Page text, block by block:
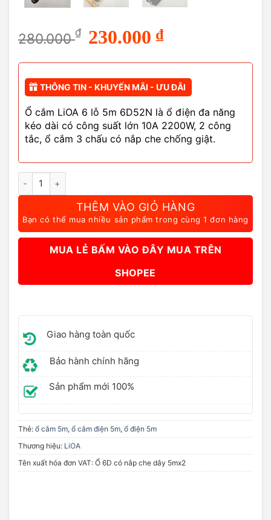
280.000₫
Giá
gốc
là:
230.000 ₫Giá
hiện
tại
230.000 ₫.
THÔNG TIN - KHUYẾN MÃI - ƯU ĐÃI
Ổ cắm LiOA 6 lỗ 5m 6D52N là ổ điện đa năng
kéo dài có công suất lớn 10A 2200W, 2 công
tắc, ổ cắm 3 chấu có nắp che chống giật.
THÊM VÀO GIỎ HÀNG
Bạn có thể mua nhiều sản phẩm trong cùng 1 đơn hàng
MUA LẺ BẤM VÀO ĐÂY MUA TRÊN
SHOPEE
Giao hàng toàn quốc
Bảo hành chính hãng
Sản phẩm mới 100%
Thẻ: ổ cắm 5m, ổ cắm điện 5m, ổ điện 5m
Thương hiệu: LiOA
Tên xuất hóa đơn VAT: Ổ 6D có nắp che dây 5mx2